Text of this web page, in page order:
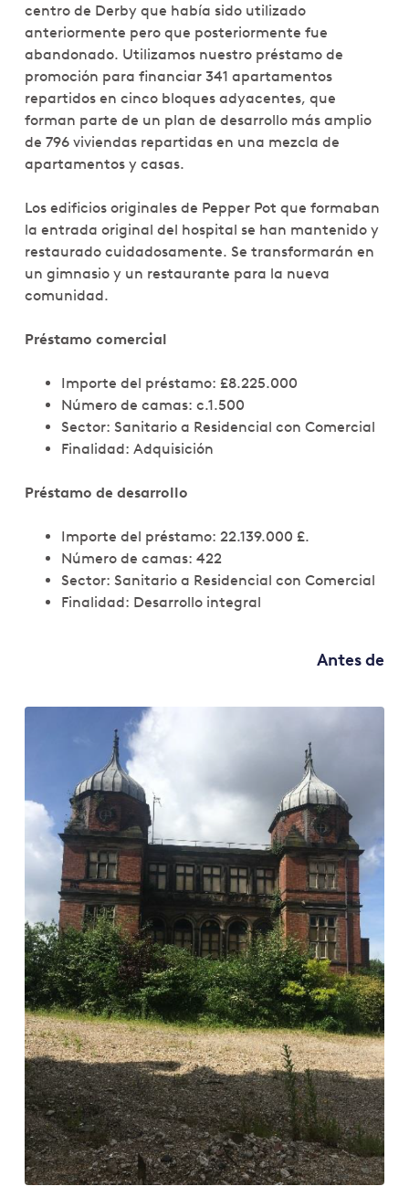
centro de Derby que había sido utilizado
anteriormente pero que posteriormente fue
abandonado. Utilizamos nuestro préstamo de
promoción para financiar 341 apartamentos
repartidos en cinco bloques adyacentes, que
forman parte de un plan de desarrollo más amplio
de 796 viviendas repartidas en una mezcla de
apartamentos y casas.
Los edificios originales de Pepper Pot que formaban
la entrada original del hospital se han mantenido y
restaurado cuidadosamente. Se transformarán en
un gimnasio y un restaurante para la nueva
comunidad.
Préstamo comercial
Importe del préstamo: £8.225.000
Número de camas: c.1.500
Sector: Sanitario a Residencial con Comercial
Finalidad: Adquisición
Préstamo de desarrollo
Importe del préstamo: 22.139.000 £.
Número de camas: 422
Sector: Sanitario a Residencial con Comercial
Finalidad: Desarrollo integral
Antes de